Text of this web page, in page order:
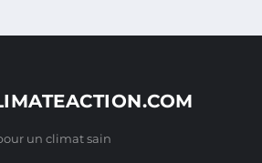
un climat sain